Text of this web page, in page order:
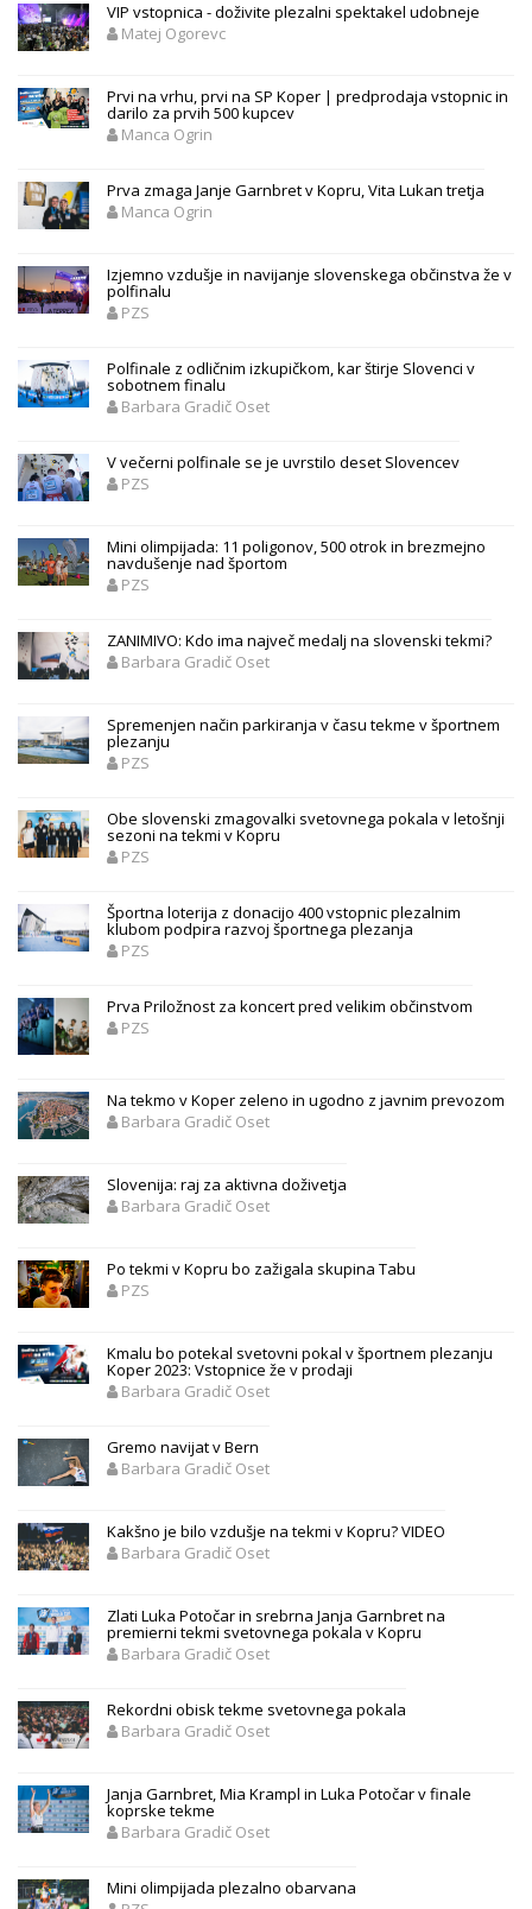
VIP vstopnica - doživite plezalni spektakel udobneje
Matej Ogorevc
Prvi na vrhu, prvi na SP Koper | predprodaja vstopnic in
darilo za prvih 500 kupcev
Manca Ogrin
Prva zmaga Janje Garnbret v Kopru, Vita Lukan tretja
Manca Ogrin
Izjemno vzdušje in navijanje slovenskega občinstva že v
polfinalu
PZS
Polfinale z odličnim izkupičkom, kar štirje Slovenci v
sobotnem finalu
Barbara Gradič Oset
V večerni polfinale se je uvrstilo deset Slovencev
PZS
Mini olimpijada: 11 poligonov, 500 otrok in brezmejno
navdušenje nad športom
PZS
ZANIMIVO: Kdo ima največ medalj na slovenski tekmi?
Barbara Gradič Oset
Spremenjen način parkiranja v času tekme v športnem
plezanju
PZS
Obe slovenski zmagovalki svetovnega pokala v letošnji
sezoni na tekmi v Kopru
PZS
Športna loterija z donacijo 400 vstopnic plezalnim
klubom podpira razvoj športnega plezanja
PZS
Prva Priložnost za koncert pred velikim občinstvom
PZS
Na tekmo v Koper zeleno in ugodno z javnim prevozom
Barbara Gradič Oset
Slovenija: raj za aktivna doživetja
Barbara Gradič Oset
Po tekmi v Kopru bo zažigala skupina Tabu
PZS
Kmalu bo potekal svetovni pokal v športnem plezanju
Koper 2023: Vstopnice že v prodaji
Barbara Gradič Oset
Gremo navijat v Bern
Barbara Gradič Oset
Kakšno je bilo vzdušje na tekmi v Kopru? VIDEO
Barbara Gradič Oset
Zlati Luka Potočar in srebrna Janja Garnbret na
premierni tekmi svetovnega pokala v Kopru
Barbara Gradič Oset
Rekordni obisk tekme svetovnega pokala
Barbara Gradič Oset
Janja Garnbret, Mia Krampl in Luka Potočar v finale
koprske tekme
Barbara Gradič Oset
Mini olimpijada plezalno obarvana